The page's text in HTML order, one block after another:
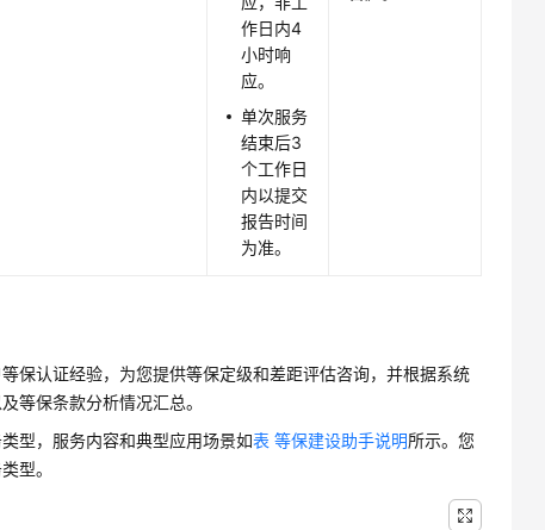
作日内4
小时响
应。
单次服务
结束后3
个工作日
内以提交
报告时间
为准。
保认证经验，为您提供等保定级和差距评估咨询，并根据系统
等保条款分析情况汇总。
型，服务内容和典型应用场景如表 等保建设助手说明所示。您
型。